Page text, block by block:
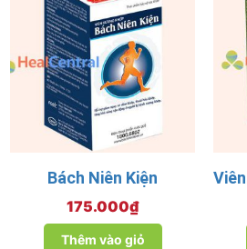
Bách Niên Kiện
175.000₫
Thêm vào giỏ